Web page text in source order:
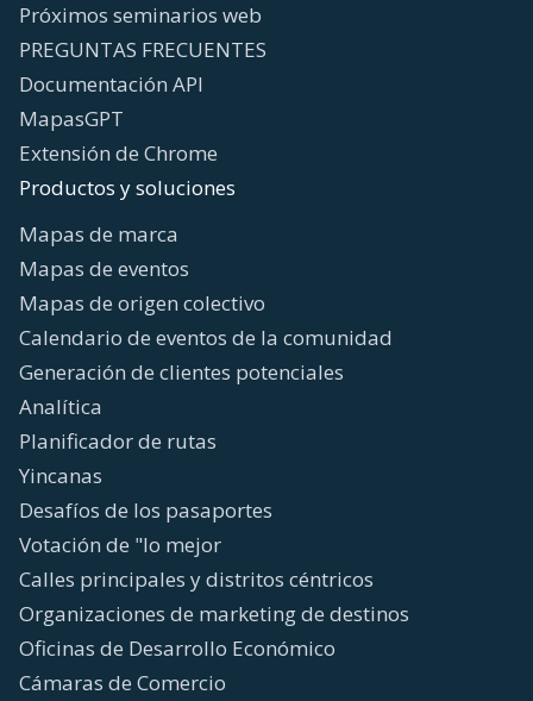
Próximos seminarios web
PREGUNTAS FRECUENTES
Documentación API
MapasGPT
Extensión de Chrome
Productos y soluciones
Mapas de marca
Mapas de eventos
Mapas de origen colectivo
Calendario de eventos de la comunidad
Generación de clientes potenciales
Analítica
Planificador de rutas
Yincanas
Desafíos de los pasaportes
Votación de "lo mejor
Calles principales y distritos céntricos
Organizaciones de marketing de destinos
Oficinas de Desarrollo Económico
Cámaras de Comercio